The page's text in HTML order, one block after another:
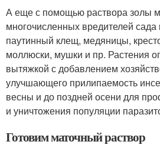
А еще с помощью раствора золы
многочисленных вредителей сада
паутинный клещ, медяницы,
моллюски, мушки и пр. Растения
вытяжкой с добавлением
улучшающего прилипаемость
весны и до поздней осени для
и уничтожения популяции
Готовим маточный раствор